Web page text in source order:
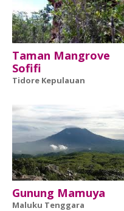
Taman Mangrove
Sofifi
Tidore Kepulauan
Gunung Mamuya
Maluku Tenggara